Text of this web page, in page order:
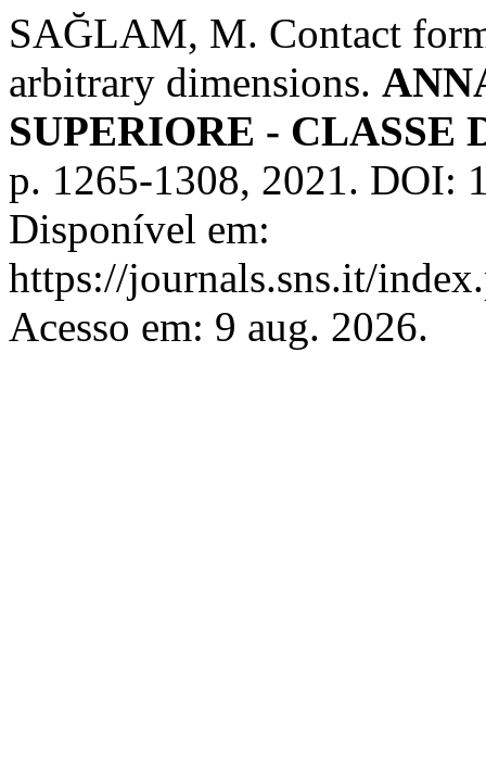
SAĞLAM, M. Contact
arbitrary dimensions.
SUPERIORE - CLASSE
p. 1265-1308, 2021. DOI:
Disponível em:
https://journals.sns.it/
Acesso em: 9 aug. 2026.